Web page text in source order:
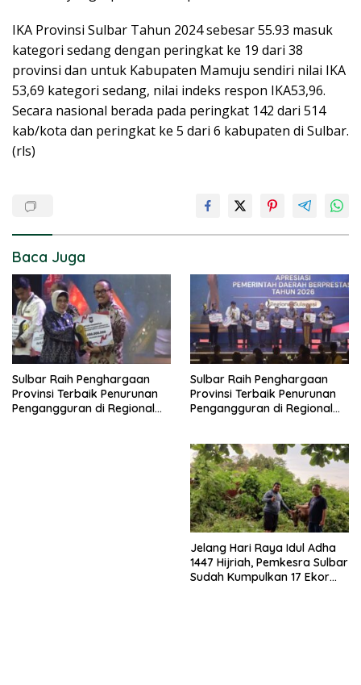
IKA Provinsi Sulbar Tahun 2024 sebesar 55.93 masuk
kategori sedang dengan peringkat ke 19 dari 38
provinsi dan untuk Kabupaten Mamuju sendiri nilai IKA
53,69 kategori sedang, nilai indeks respon IKA53,96.
Secara nasional berada pada peringkat 142 dari 514
kab/kota dan peringkat ke 5 dari 6 kabupaten di Sulbar.
(rls)
Baca Juga
Sulbar Raih Penghargaan
Provinsi Terbaik Penurunan
Pengangguran di Regional
Sulbar Raih Penghargaan
Provinsi Terbaik Penurunan
Pengangguran di Regional
Jelang Hari Raya Idul Adha
1447 Hijriah, Pemkesra Sulbar
Sudah Kumpulkan 17 Ekor